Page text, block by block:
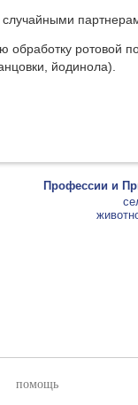
обработку ротовой
йодинола).
Профессии и
помощь